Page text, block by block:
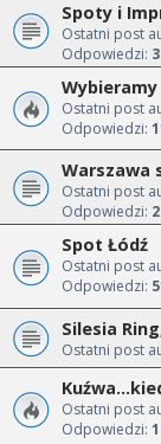
Spoty i
Ostatni post
Odpowiedzi: 3
Ostatni post
Odpowiedzi:
Warszawa
Ostatni post
Odpowiedzi: 2
Spot Łódź
Ostatni post
Odpowiedzi:
Silesia
Ostatni post
Ostatni post
Odpowiedzi: